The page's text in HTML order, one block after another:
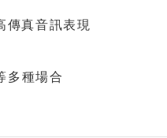
真音訊表現
多種場合